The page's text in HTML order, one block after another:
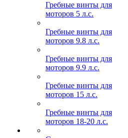
Гребные винты для
моторов 5 л.с.
Гребные винты для
моторов 9.8 л.с.
Гребные винты для
моторов 9.9 л.с.
Гребные винты для
моторов 15 л.с.
Гребные винты для
моторов 18-20 л.с.